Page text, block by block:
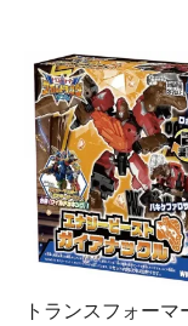
トランスフォーマ